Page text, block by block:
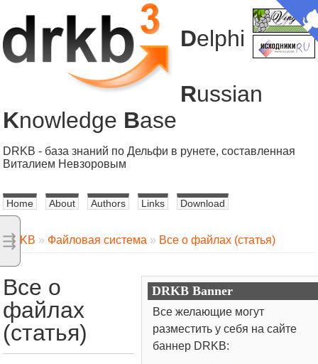
⇶
Delphi
Russian
Knowledge Base
DRKB - база знаний по Дельфи в рунете, составленная
Виталием Невзоровым
Home About Authors Links Download
DRKB » Файловая система » Все о файлах (статья)
Все о
файлах
(статья)
DRKB Banner
Все желающие могут
разместить у себя на сайте
баннер DRKB: